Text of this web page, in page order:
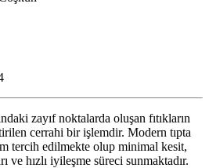
zayıf noktalarda oluşan fıtıkların
cerrahi bir işlemdir. Modern tıpta
tercih edilmekte olup minimal kesit,
ve hızlı iyileşme süreci sunmaktadır.